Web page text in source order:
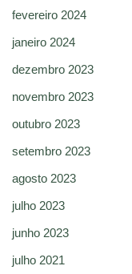
fevereiro 2024
janeiro 2024
dezembro 2023
novembro 2023
outubro 2023
setembro 2023
agosto 2023
julho 2023
junho 2023
julho 2021